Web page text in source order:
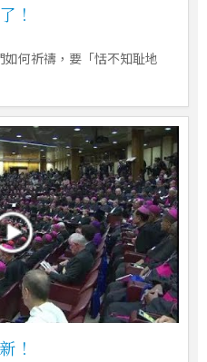
！
何祈禱，要「恬不知耻地
！